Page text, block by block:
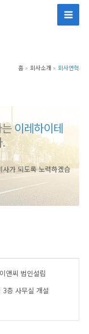
홈 회사소개 회사연혁
는이레하이테
가 되도록 노력하겠습
앤씨 법인설립
3층 사무실 개설